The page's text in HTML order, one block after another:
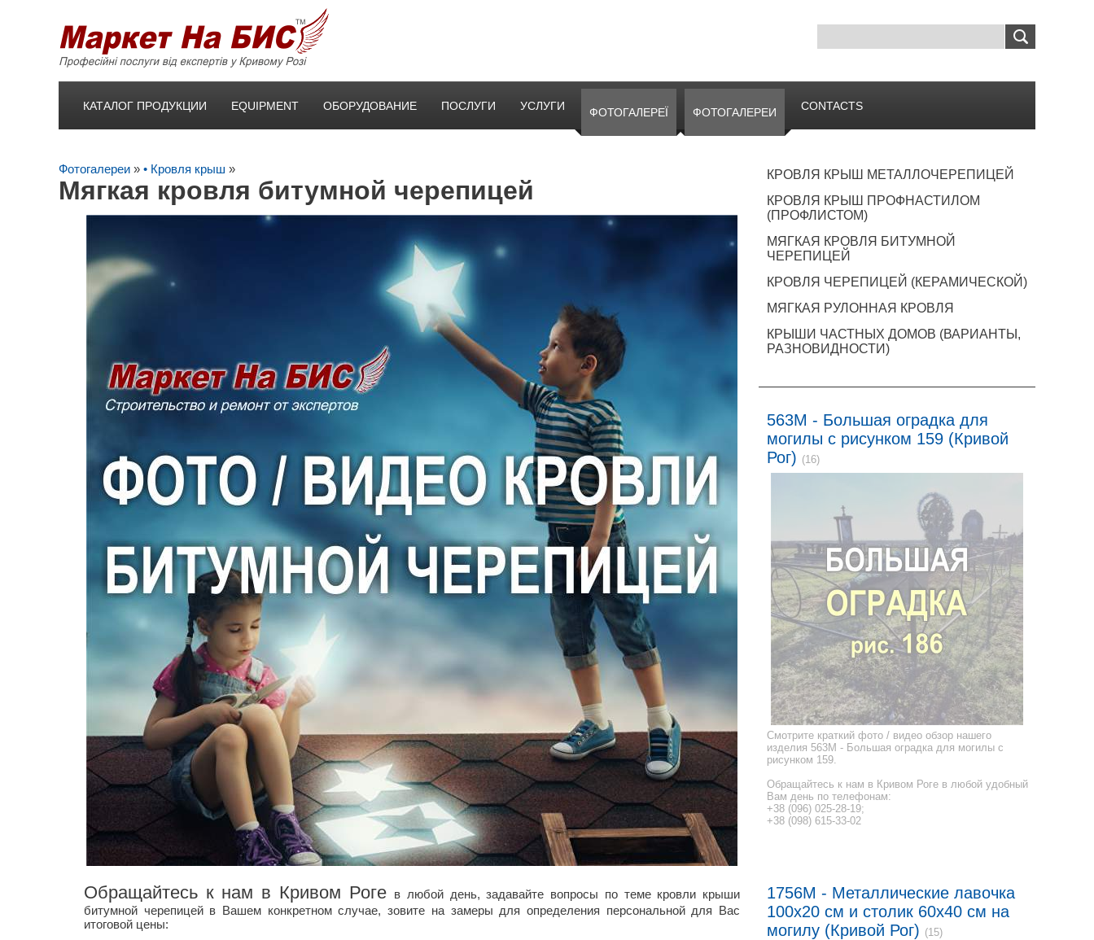
КАТАЛОГ ПРОДУКЦИИ EQUIPMENT ОБОРУДОВАНИЕ ПОСЛУГИ УСЛУГИ ФОТОГАЛЕРЕЇ ФОТОГАЛЕРЕИ CONTACTS
Фотогалереи » • Кровля крыш »
Мягкая кровля битумной черепицей
Обращайтесь к нам в Кривом Роге в любой день, задавайте вопросы по теме кровли крыши
битумной черепицей в Вашем конкретном случае, зовите на замеры для определения персональной для Вас
итоговой цены:
КРОВЛЯ КРЫШ МЕТАЛЛОЧЕРЕПИЦЕЙ
КРОВЛЯ КРЫШ ПРОФНАСТИЛОМ
(ПРОФЛИСТОМ)
МЯГКАЯ КРОВЛЯ БИТУМНОЙ
ЧЕРЕПИЦЕЙ
КРОВЛЯ ЧЕРЕПИЦЕЙ (КЕРАМИЧЕСКОЙ)
МЯГКАЯ РУЛОННАЯ КРОВЛЯ
КРЫШИ ЧАСТНЫХ ДОМОВ (ВАРИАНТЫ,
РАЗНОВИДНОСТИ)
563M - Большая оградка для
могилы с рисунком 159 (Кривой
Рог) (16)
Смотрите краткий фото / видео обзор нашего
изделия 563M - Большая оградка для могилы с
рисунком 159.
Обращайтесь к нам в Кривом Роге в любой удобный
Вам день по телефонам:
+38 (096) 025-28-19;
+38 (098) 615-33-02
1756M - Металлические лавочка
100x20 см и столик 60x40 см на
могилу (Кривой Рог) (15)